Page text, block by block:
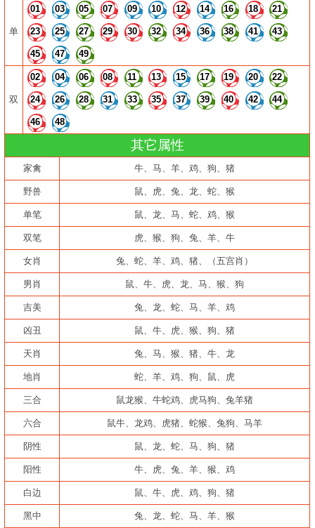
单
01 03 05 07 09 10 12 14 16 18 21
23 25 27 29 30 32 34 36 38 41 43
45 47 49
双
02 04 06 08 11 13 15 17 19 20 22
24 26 28 31 33 35 37 39 40 42 44
46 48
其它属性
家禽 牛、马、羊、鸡、狗、猪
野兽 鼠、虎、兔、龙、蛇、猴
单笔 鼠、龙、马、蛇、鸡、猴
双笔 虎、猴、狗、兔、羊、牛
女肖 兔、蛇、羊、鸡、猪、（五宫肖）
男肖 鼠、牛、虎、龙、马、猴、狗
吉美 兔、龙、蛇、马、羊、鸡
凶丑 鼠、牛、虎、猴、狗、猪
天肖 兔、马、猴、猪、牛、龙
地肖 蛇、羊、鸡、狗、鼠、虎
三合 鼠龙猴、牛蛇鸡、虎马狗、兔羊猪
六合 鼠牛、龙鸡、虎猪、蛇猴、兔狗、马羊
阴性 鼠、龙、蛇、马、狗、猪
阳性 牛、虎、兔、羊、猴、鸡
白边 鼠、牛、虎、鸡、狗、猪
黑中 兔、龙、蛇、马、羊、猴